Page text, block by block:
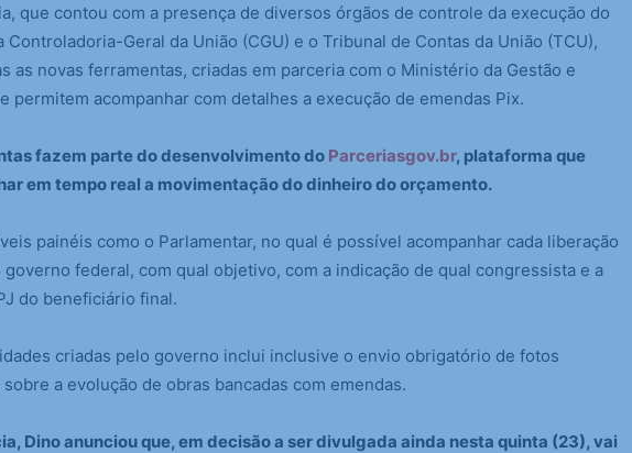
que contou com a presença de diversos órgãos de controle da execução do
Controladoria-Geral da União (CGU) e o Tribunal de Contas da União (TCU),
as novas ferramentas, criadas em parceria com o Ministério da Gestão e
permitem acompanhar com detalhes a execução de emendas Pix.
fazem parte do desenvolvimento do Parceriasgov.br, plataforma que
em tempo real a movimentação do dinheiro do orçamento.
painéis como o Parlamentar, no qual é possível acompanhar cada liberação
federal, com qual objetivo, com a indicação de qual congressista e a
do beneficiário final.
criadas pelo governo inclui inclusive o envio obrigatório de fotos
a evolução de obras bancadas com emendas.
Dino anunciou que, em decisão a ser divulgada ainda nesta quinta (23), vai